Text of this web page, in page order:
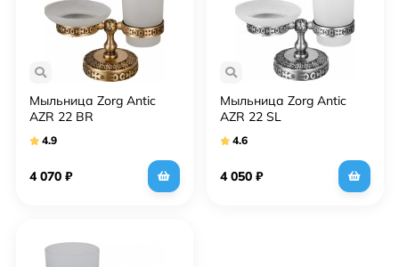
Мыльница Zorg Antic
AZR 22 BR
4.9
4 070 ₽
Мыльница Zorg Antic
AZR 22 SL
4.6
4 050 ₽